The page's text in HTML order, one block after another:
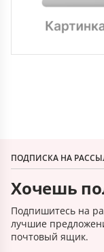
ПОДПИСКА НА
Хочешь
Подпишитесь на
лучшие
почтовый ящик.